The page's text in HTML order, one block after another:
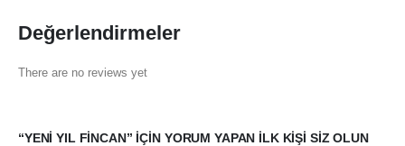
Değerlendirmeler
There are no reviews yet
“YENI YIL FINCAN” IÇIN YORUM YAPAN ILK KIŞI SIZ OLUN